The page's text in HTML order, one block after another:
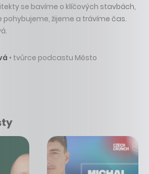
se bavíme o klíčových stavbách,
pohybujeme, žijeme a trávíme čas.
• tvůrce podcastu Město